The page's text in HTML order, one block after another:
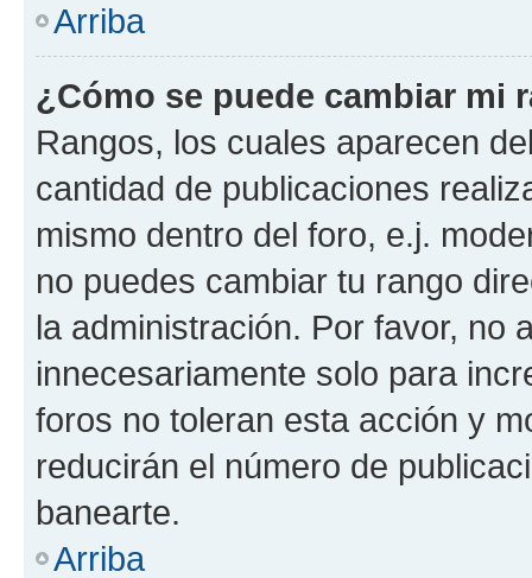
Arriba
¿Cómo se puede cambiar mi
Rangos, los cuales aparecen
cantidad de publicaciones
mismo dentro del foro, e.j.
no puedes cambiar tu rango
la administración. Por favor, no
innecesariamente solo para
foros no toleran esta acción y
reducirán el número de
banearte.
Arriba